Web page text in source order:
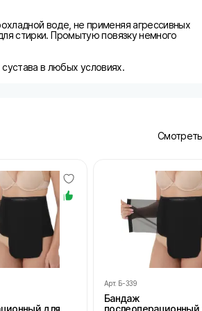
воде, не применяя агрессивных
стирки. Промытую повязку немного
в любых условиях.
для
Арт. Б-339
Бандаж
послеоперационный